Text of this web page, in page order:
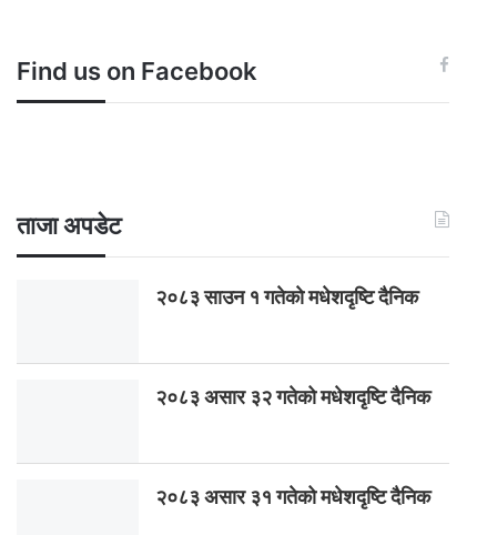
Find us on Facebook
ताजा अपडेट
२०८३ साउन १ गतेकाे मधेशदृष्टि दैनिक
२०८३ असार ३२ गतेको मधेशदृष्टि दैनिक
२०८३ असार ३१ गतेको मधेशदृष्टि दैनिक